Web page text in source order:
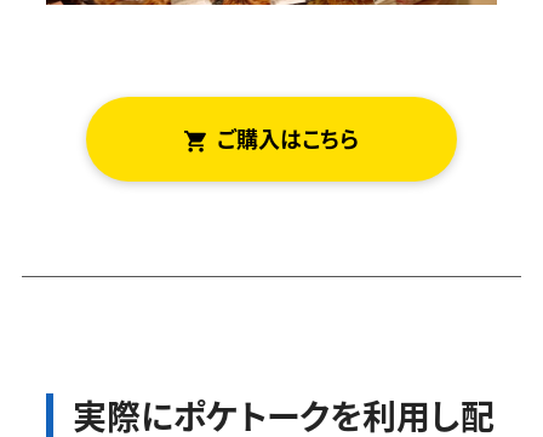
ご はこちら
実際にポケトークを利用し配